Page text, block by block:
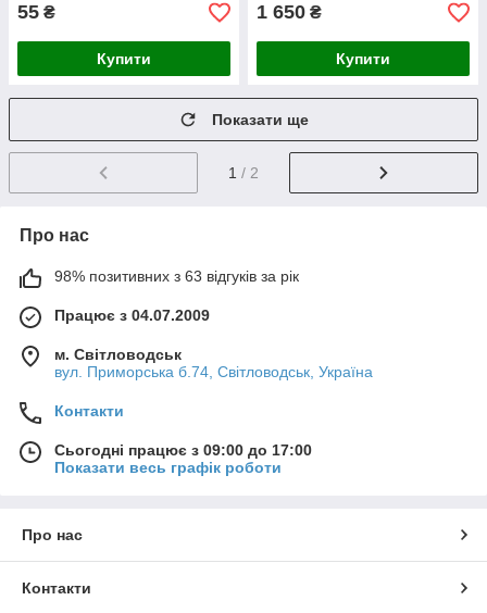
55 ₴
Купити
1 650 ₴
Купити
Показати ще
1 / 2
Про нас
98% позитивних з 63 відгуків за рік
Працює з 04.07.2009
м. Світловодськ
вул. Приморська б.74, Світловодськ, Україна
Контакти
Сьогодні працює з 09:00 до 17:00
Показати весь графік роботи
Про нас
Контакти